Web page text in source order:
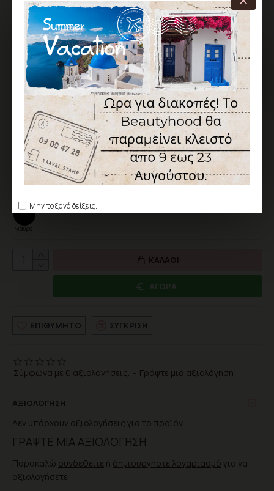
Μην το ξανά δείξεις.
ΧΑΡΑΚΤΗΡΙΣΤΙΚΆ
Σύμφωνα με 0 αξιολογήσεις. - Γράψτε μια αξιολόγηση
6,90€
Χωρίς ΦΠΑ: 5,56€
ΑΠΟΣΤΟΛΉ ΑΠΌ 1 ΈΩΣ 5 ΕΡΓΆΣΙΜΕΣ
Κωδικός:
BH-CC-050982-18
Canni
Μαύρο
ΚΑΛΆΘΙ
ΑΓΟΡΆ
ΕΠΙΘΥΜΗΤΌ ΣΎΓΚΡΙΣΗ
ΑΞΙΟΛΌΓΗΣΗ
Δεν υπάρχουν αξιολογήσεις για το προϊόν.
ΓΡΆΨΤΕ ΜΙΑ ΑΞΙΟΛΌΓΗΣΗ
Παρακαλώ συνδεθείτε ή δημιουργήστε λογαριασμό για να
αξιολογήσετε